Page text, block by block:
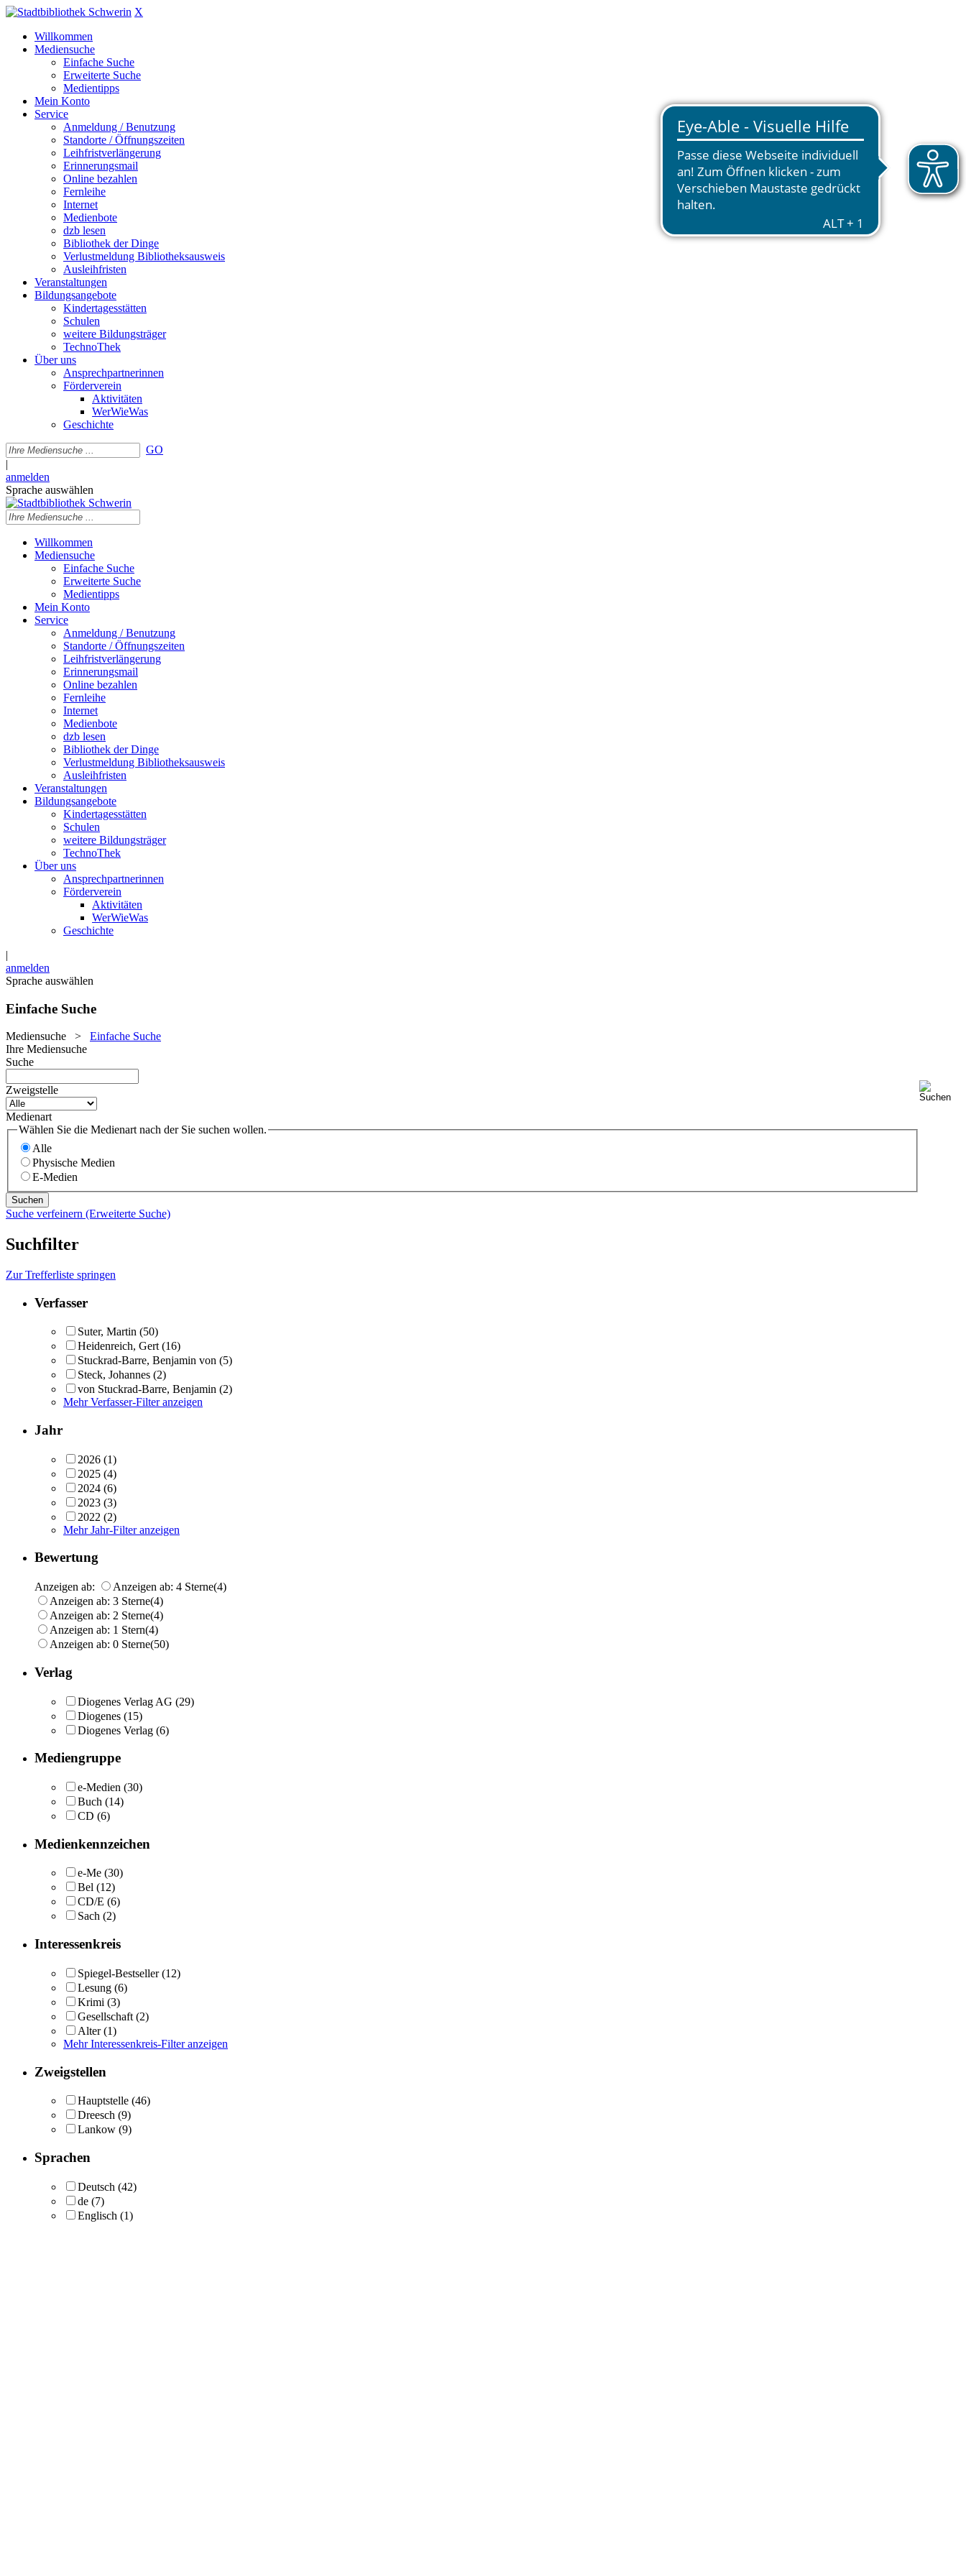
X
Willkommen
Mediensuche
Einfache Suche
Erweiterte Suche
Medientipps
Mein Konto
Service
Anmeldung / Benutzung
Standorte / Öffnungszeiten
Leihfristverlängerung
Erinnerungsmail
Online bezahlen
Fernleihe
Internet
Medienbote
dzb lesen
Bibliothek der Dinge
Verlustmeldung Bibliotheksausweis
Ausleihfristen
Veranstaltungen
Bildungsangebote
Kindertagesstätten
Schulen
weitere Bildungsträger
TechnoThek
Über uns
Ansprechpartnerinnen
Förderverein
Aktivitäten
WerWieWas
Geschichte
GO
|
anmelden
Sprache auswählen
Willkommen
Mediensuche
Einfache Suche
Erweiterte Suche
Medientipps
Mein Konto
Service
Anmeldung / Benutzung
Standorte / Öffnungszeiten
Leihfristverlängerung
Erinnerungsmail
Online bezahlen
Fernleihe
Internet
Medienbote
dzb lesen
Bibliothek der Dinge
Verlustmeldung Bibliotheksausweis
Ausleihfristen
Veranstaltungen
Bildungsangebote
Kindertagesstätten
Schulen
weitere Bildungsträger
TechnoThek
Über uns
Ansprechpartnerinnen
Förderverein
Aktivitäten
WerWieWas
Geschichte
|
anmelden
Sprache auswählen
Einfache Suche
Mediensuche > Einfache Suche
Ihre Mediensuche
Suche
Zweigstelle
Medienart
Wählen Sie die Medienart nach der Sie suchen wollen.
Alle
Physische Medien
E-Medien
Suche verfeinern (Erweiterte Suche)
Suchfilter
Zur Trefferliste springen
Verfasser
Suter, Martin (50)
Heidenreich, Gert (16)
Stuckrad-Barre, Benjamin von (5)
Steck, Johannes (2)
von Stuckrad-Barre, Benjamin (2)
Mehr Verfasser-Filter anzeigen
Jahr
2026 (1)
2025 (4)
2024 (6)
2023 (3)
2022 (2)
Mehr Jahr-Filter anzeigen
Bewertung
Anzeigen ab: Anzeigen ab: 4 Sterne(4)
Anzeigen ab: 3 Sterne(4)
Anzeigen ab: 2 Sterne(4)
Anzeigen ab: 1 Stern(4)
Anzeigen ab: 0 Sterne(50)
Verlag
Diogenes Verlag AG (29)
Diogenes (15)
Diogenes Verlag (6)
Mediengruppe
e-Medien (30)
Buch (14)
CD (6)
Medienkennzeichen
e-Me (30)
Bel (12)
CD/E (6)
Sach (2)
Interessenkreis
Spiegel-Bestseller (12)
Lesung (6)
Krimi (3)
Gesellschaft (2)
Alter (1)
Mehr Interessenkreis-Filter anzeigen
Zweigstellen
Hauptstelle (46)
Dreesch (9)
Lankow (9)
Sprachen
Deutsch (42)
de (7)
Englisch (1)